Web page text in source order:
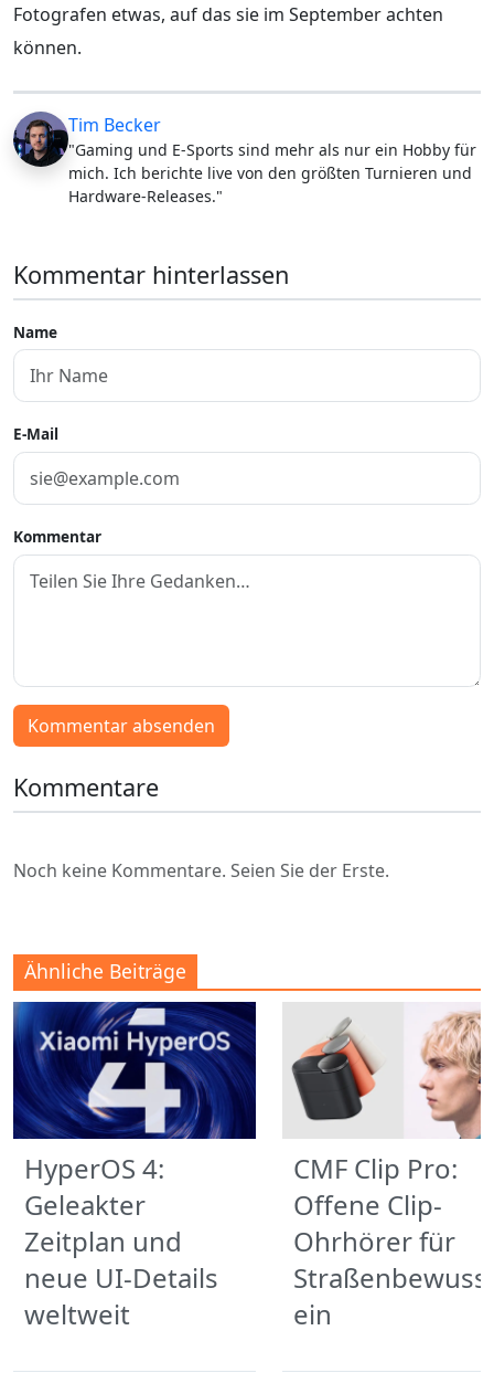
Fotografen etwas, auf das sie im September achten
können.
Tim Becker
"Gaming und E-Sports sind mehr als nur ein Hobby für
mich. Ich berichte live von den größten Turnieren und
Hardware-Releases."
Kommentar hinterlassen
Name
E-Mail
Kommentar
Kommentar absenden
Kommentare
Noch keine Kommentare. Seien Sie der Erste.
Ähnliche Beiträge
HyperOS 4:
Geleakter
Zeitplan und
neue UI-Details
weltweit
CMF Clip Pro:
Offene Clip-
Ohrhörer für
ein